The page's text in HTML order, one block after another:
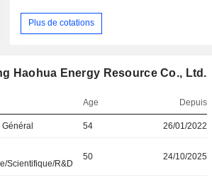
Plus de cotations
Haohua Energy Resource Co., Ltd.
Age Depuis
54 26/01/2022
Scientifique/R&D
50 24/10/2025